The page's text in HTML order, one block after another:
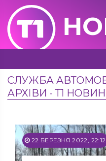
СЛУЖБА
АРХІВИ - Т1
22 БЕРЕЗНЯ 2022, 22:12